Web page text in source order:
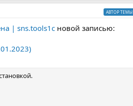
АВТОР ТЕМЫ
| sns.tools1c новой записью: